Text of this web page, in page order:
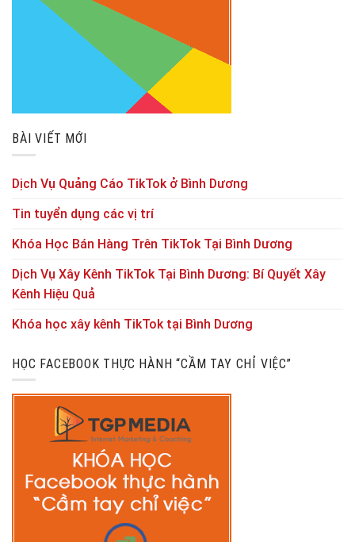
BÀI VIẾT MỚI
Dịch Vụ Quảng Cáo TikTok ở Bình Dương
Tin tuyển dụng các vị trí
Khóa Học Bán Hàng Trên TikTok Tại Bình Dương
Dịch Vụ Xây Kênh TikTok Tại Bình Dương: Bí Quyết Xây
Kênh Hiệu Quả
Khóa học xây kênh TikTok tại Bình Dương
HỌC FACEBOOK THỰC HÀNH “CẦM TAY CHỈ VIỆC”